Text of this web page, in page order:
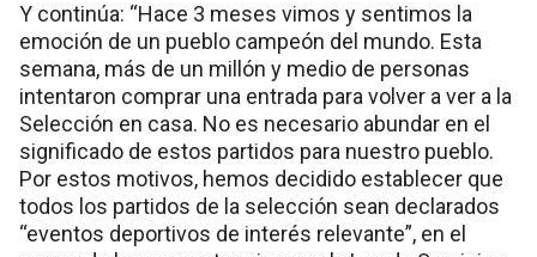
Y continúa: “Hace 3 meses vimos y sentimos la
emoción de un pueblo campeón del mundo. Esta
semana, más de un millón y medio de personas
intentaron comprar una entrada para volver a ver a la
Selección en casa. No es necesario abundar en el
significado de estos partidos para nuestro pueblo.
Por estos motivos, hemos decidido establecer que
todos los partidos de la selección sean declarados
“eventos deportivos de interés relevante”, en el